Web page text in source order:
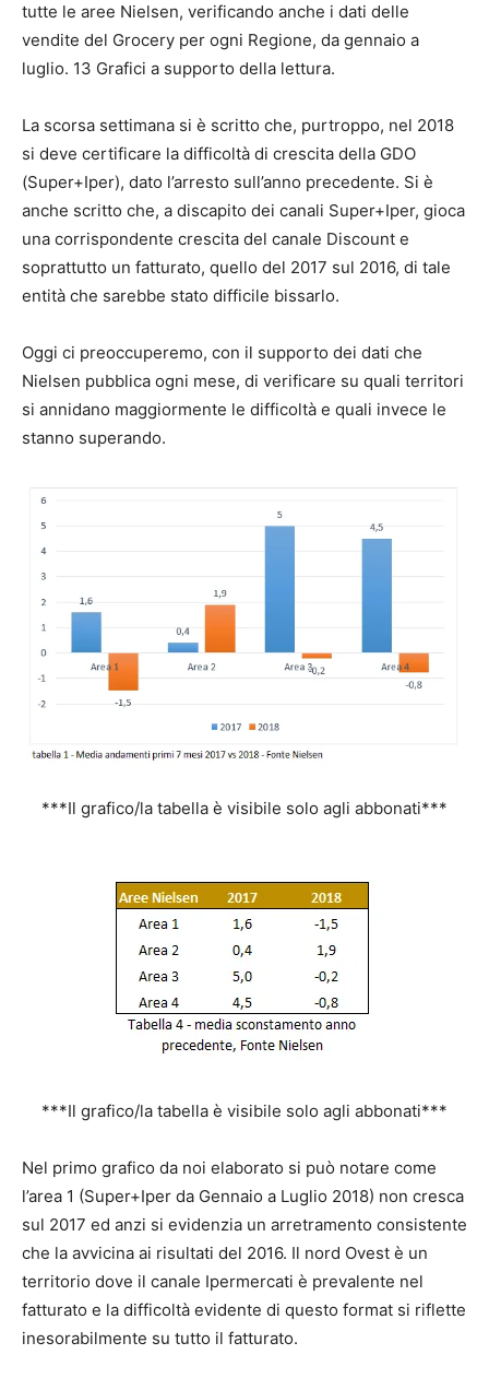
tutte le aree Nielsen, verificando anche i dati delle
vendite del Grocery per ogni Regione, da gennaio a
luglio. 13 Grafici a supporto della lettura.
La scorsa settimana si è scritto che, purtroppo, nel 2018
si deve certificare la difficoltà di crescita della GDO
(Super+Iper), dato l’arresto sull’anno precedente. Si è
anche scritto che, a discapito dei canali Super+Iper, gioca
una corrispondente crescita del canale Discount e
soprattutto un fatturato, quello del 2017 sul 2016, di tale
entità che sarebbe stato difficile bissarlo.
Oggi ci preoccuperemo, con il supporto dei dati che
Nielsen pubblica ogni mese, di verificare su quali territori
si annidano maggiormente le difficoltà e quali invece le
stanno superando.
***Il grafico/la tabella è visibile solo agli abbonati***
***Il grafico/la tabella è visibile solo agli abbonati***
Nel primo grafico da noi elaborato si può notare come
l’area 1 (Super+Iper da Gennaio a Luglio 2018) non cresca
sul 2017 ed anzi si evidenzia un arretramento consistente
che la avvicina ai risultati del 2016. Il nord Ovest è un
territorio dove il canale Ipermercati è prevalente nel
fatturato e la difficoltà evidente di questo format si riflette
inesorabilmente su tutto il fatturato.